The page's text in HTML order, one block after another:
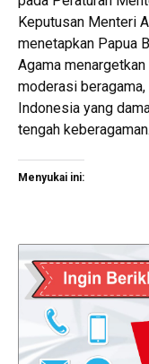
Keputusan Menteri
menetapkan Papua
Agama
moderasi
Indonesia yang
tengah keberagaman.
Menyukai ini: